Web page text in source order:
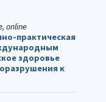
online
практическая
здоровье
к